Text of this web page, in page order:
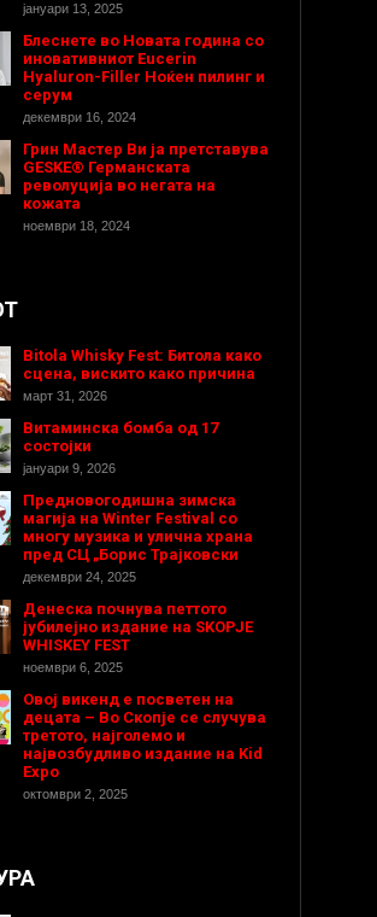
јануари 13, 2025
Блеснете во Новата година со
иновативниот Eucerin
Hyaluron-Filler Ноќен пилинг и
серум
декември 16, 2024
Грин Мастер Ви ја претставува
GESKE® Германската
револуција во негата на
кожата
ноември 18, 2024
Bitola Whisky Fest: Битола како
сцена, вискито како причина
март 31, 2026
Витаминска бомба од 17
состојки
јануари 9, 2026
Предновогодишнa зимска
магија на Winter Festival со
многу музика и улична храна
пред СЦ „Борис Трајковски
декември 24, 2025
Денеска почнува петтото
јубилејно издание на SKOPJE
WHISKEY FEST
ноември 6, 2025
Овој викенд е посветен на
децата – Во Скопје се случува
третото, најголемо и
највозбудливо издание на Kid
Expo
октомври 2, 2025